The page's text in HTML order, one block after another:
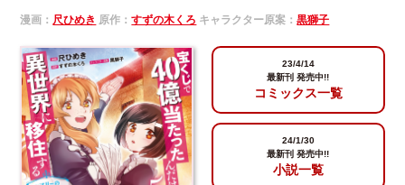
漫画： 尺ひめき 原作：すずの木くろ キャラクター原案：黒獅子
23/4/14
最新刊 発売中!!
コミックス一覧
24/1/30
最新刊 発売中!!
小説一覧